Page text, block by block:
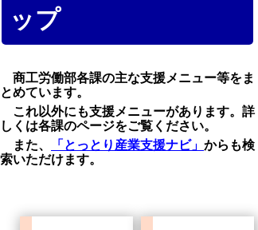
ップ
商工労働部各課の主な支援メニュー等をま
とめています。
これ以外にも支援メニューがあります。詳
しくは各課のページをご覧ください。
また、
「とっとり産業支援ナビ」 からも検
索いただけます。